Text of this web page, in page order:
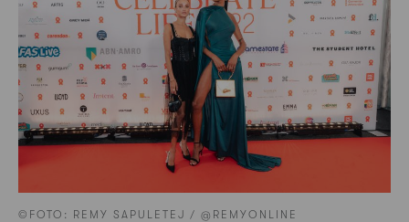
©FOTO: REMY SAPULETEJ / @REMYONLINE